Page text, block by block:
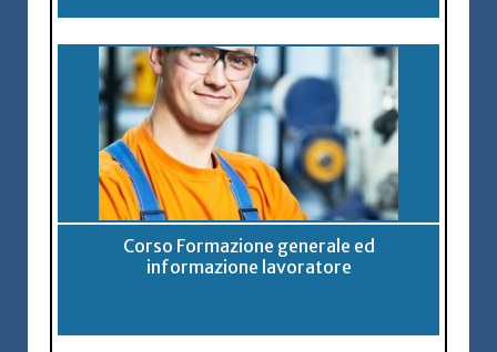
Corso Formazione generale ed
informazione lavoratore